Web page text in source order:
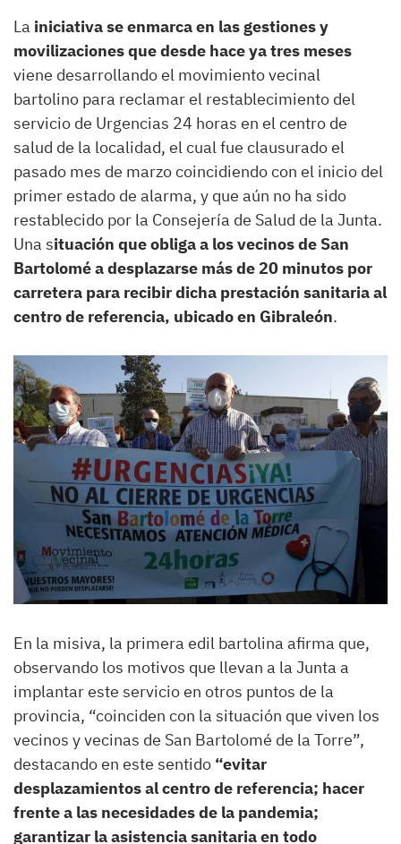
La iniciativa se enmarca en las gestiones y
movilizaciones que desde hace ya tres meses
viene desarrollando el movimiento vecinal
bartolino para reclamar el restablecimiento del
servicio de Urgencias 24 horas en el centro de
salud de la localidad, el cual fue clausurado el
pasado mes de marzo coincidiendo con el inicio del
primer estado de alarma, y que aún no ha sido
restablecido por la Consejería de Salud de la Junta.
Una situación que obliga a los vecinos de San
Bartolomé a desplazarse más de 20 minutos por
carretera para recibir dicha prestación sanitaria al
centro de referencia, ubicado en Gibraleón.
En la misiva, la primera edil bartolina afirma que,
observando los motivos que llevan a la Junta a
implantar este servicio en otros puntos de la
provincia, “coinciden con la situación que viven los
vecinos y vecinas de San Bartolomé de la Torre”,
destacando en este sentido “evitar
desplazamientos al centro de referencia; hacer
frente a las necesidades de la pandemia;
garantizar la asistencia sanitaria en todo